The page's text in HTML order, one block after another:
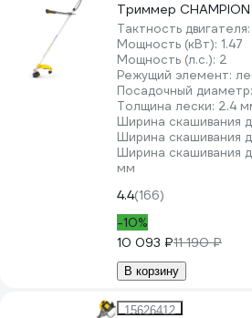
Триммер
Тактность двигателя:
Мощность (кВт): 1.47
Мощность (л.с.): 2
Режущий элемент:
Посадочный диаметр:
Толщина лески: 2.4
Ширина скашивания
Ширина скашивания
Ширина скашивания
мм
4.4(166)
-10%
10 093 ₽11 190 ₽
В корзину
15626412